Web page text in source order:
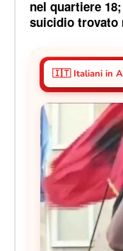
nel quartiere
suicidio trovato
🇮🇹 Italiani in